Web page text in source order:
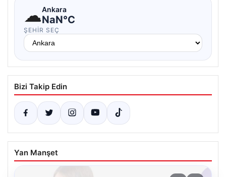
☁Ankara
NaN°C
ŞEHIR SEÇ
Bizi Takip Edin
Yan Manşet